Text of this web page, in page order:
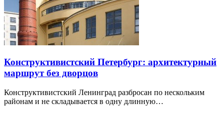
Конструктивистский Петербург: архитектурный
маршрут без дворцов
Конструктивистский Ленинград разбросан по нескольким
районам и не складывается в одну длинную…